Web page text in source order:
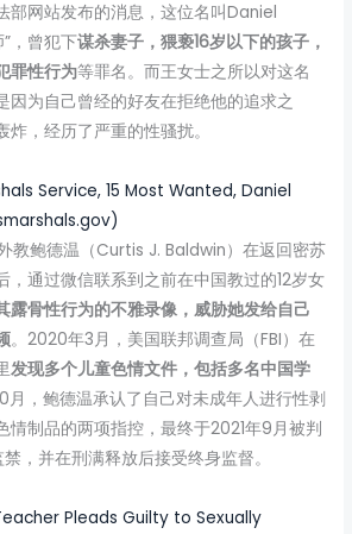
部网站发布的消息，这位名叫Daniel
，曾犯下谋杀妻子，猥亵16岁以下的孩子，
罪性行为等罪名。而王女士之所以对这名
因为自己曾经的好友在拒绝他的追求之
，经历了严重的性骚扰。
Service, 15 Most Wanted, Daniel
教鲍德温（Curtis J. Baldwin）在返回密苏
，通过微信联系到之前在中国教过的12岁女
露骨性行为的不雅录像，威胁她发给自己
。2020年3月，美国联邦调查局（FBI）在
发现多个儿童色情文件，包括多名中国学
月，鲍德温承认了自己对未成年人进行性剥
情制品的两项指控，最终于2021年9月被判
，并在刑满释放后接受终身监督。
Pleads Guilty to Sexually